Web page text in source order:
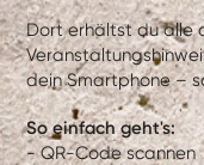
Dort erhältst du alle
dein Smartphone –
So einfach geht's:
- QR-Code scannen